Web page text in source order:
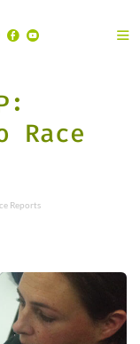
Reports